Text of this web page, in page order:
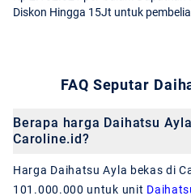
Diskon Hingga 15Jt untuk
FAQ Seputar
Berapa harga Daihatsu
Caroline.id?
Harga Daihatsu Ayla bekas di
101.000.000 untuk unit